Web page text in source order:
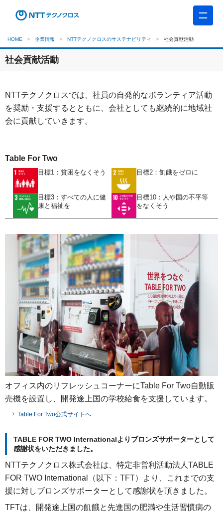
HOME 企業情報 NTTテクノクロスのサステナビリティ 社会貢献活動
社会貢献活動
NTTテクノクロスでは、社員の自発的なボランティア活動
を奨励・支援するとともに、会社としても継続的に地域社
会に貢献していきます。
Table For Two
目標1：貧困をなくそう 目標2：飢餓をゼロに
目標3：すべての人に健
康と福祉を
目標10：人や国の不平等
をなくそう
オフィス内のリフレッシュコーナーにTable For Two自動販
売機を設置し、開発途上国の学校給食を支援しています。
Table For Two公式サイトへ
TABLE FOR TWO Internationalよりブロンズサポーターとして
感謝状をいただきました。
NTTテクノクロス株式会社は、特定非営利活動法人TABLE
FOR TWO International（以下：TFT）より、これまでの支
援に対しブロンズサポーターとして感謝状を頂きました。
TFTは、開発途上国の飢餓と先進国の肥満や生活習慣病の